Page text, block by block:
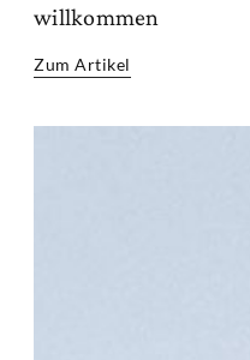
willkommen
Zum Artikel